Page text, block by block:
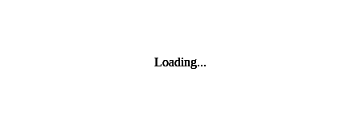
Loading...
Loading...
Loading...
Loading...